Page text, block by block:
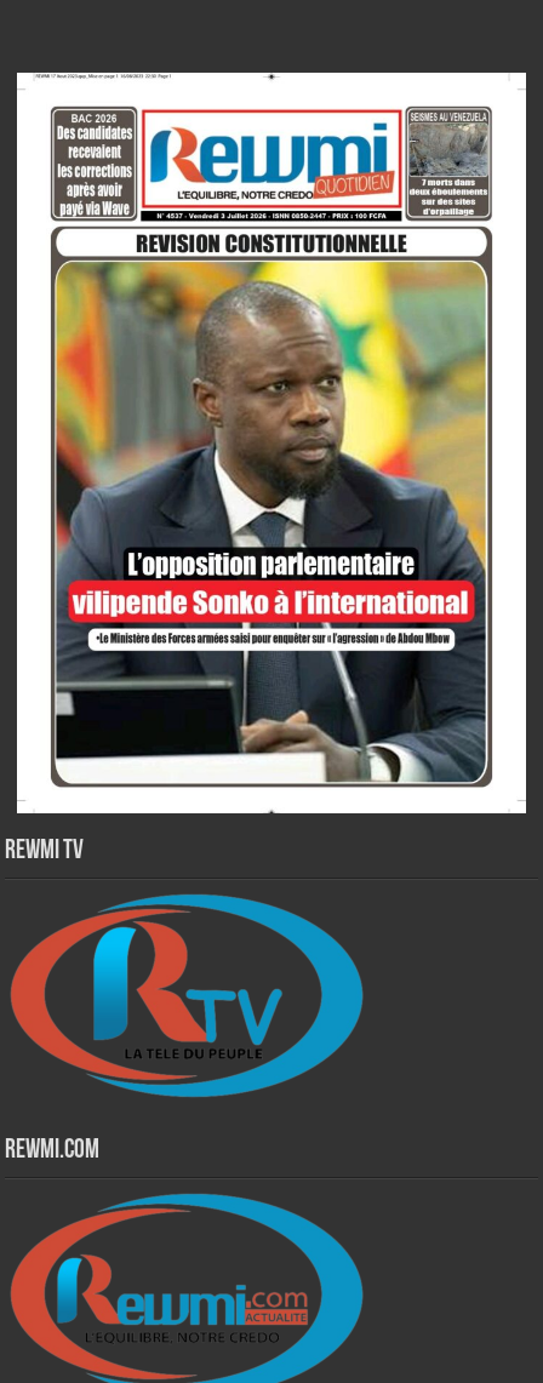
Rewmi TV
Rewmi.Com